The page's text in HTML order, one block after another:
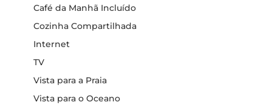
Café da Manhã Incluído
Cozinha Compartilhada
Internet
TV
Vista para a Praia
Vista para o Oceano